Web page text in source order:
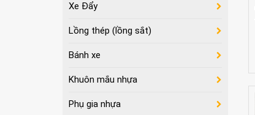
Xe Đẩy
Lồng thép (lồng sắt)
Bánh xe
Khuôn mắu nhựa
Phụ gia nhựa